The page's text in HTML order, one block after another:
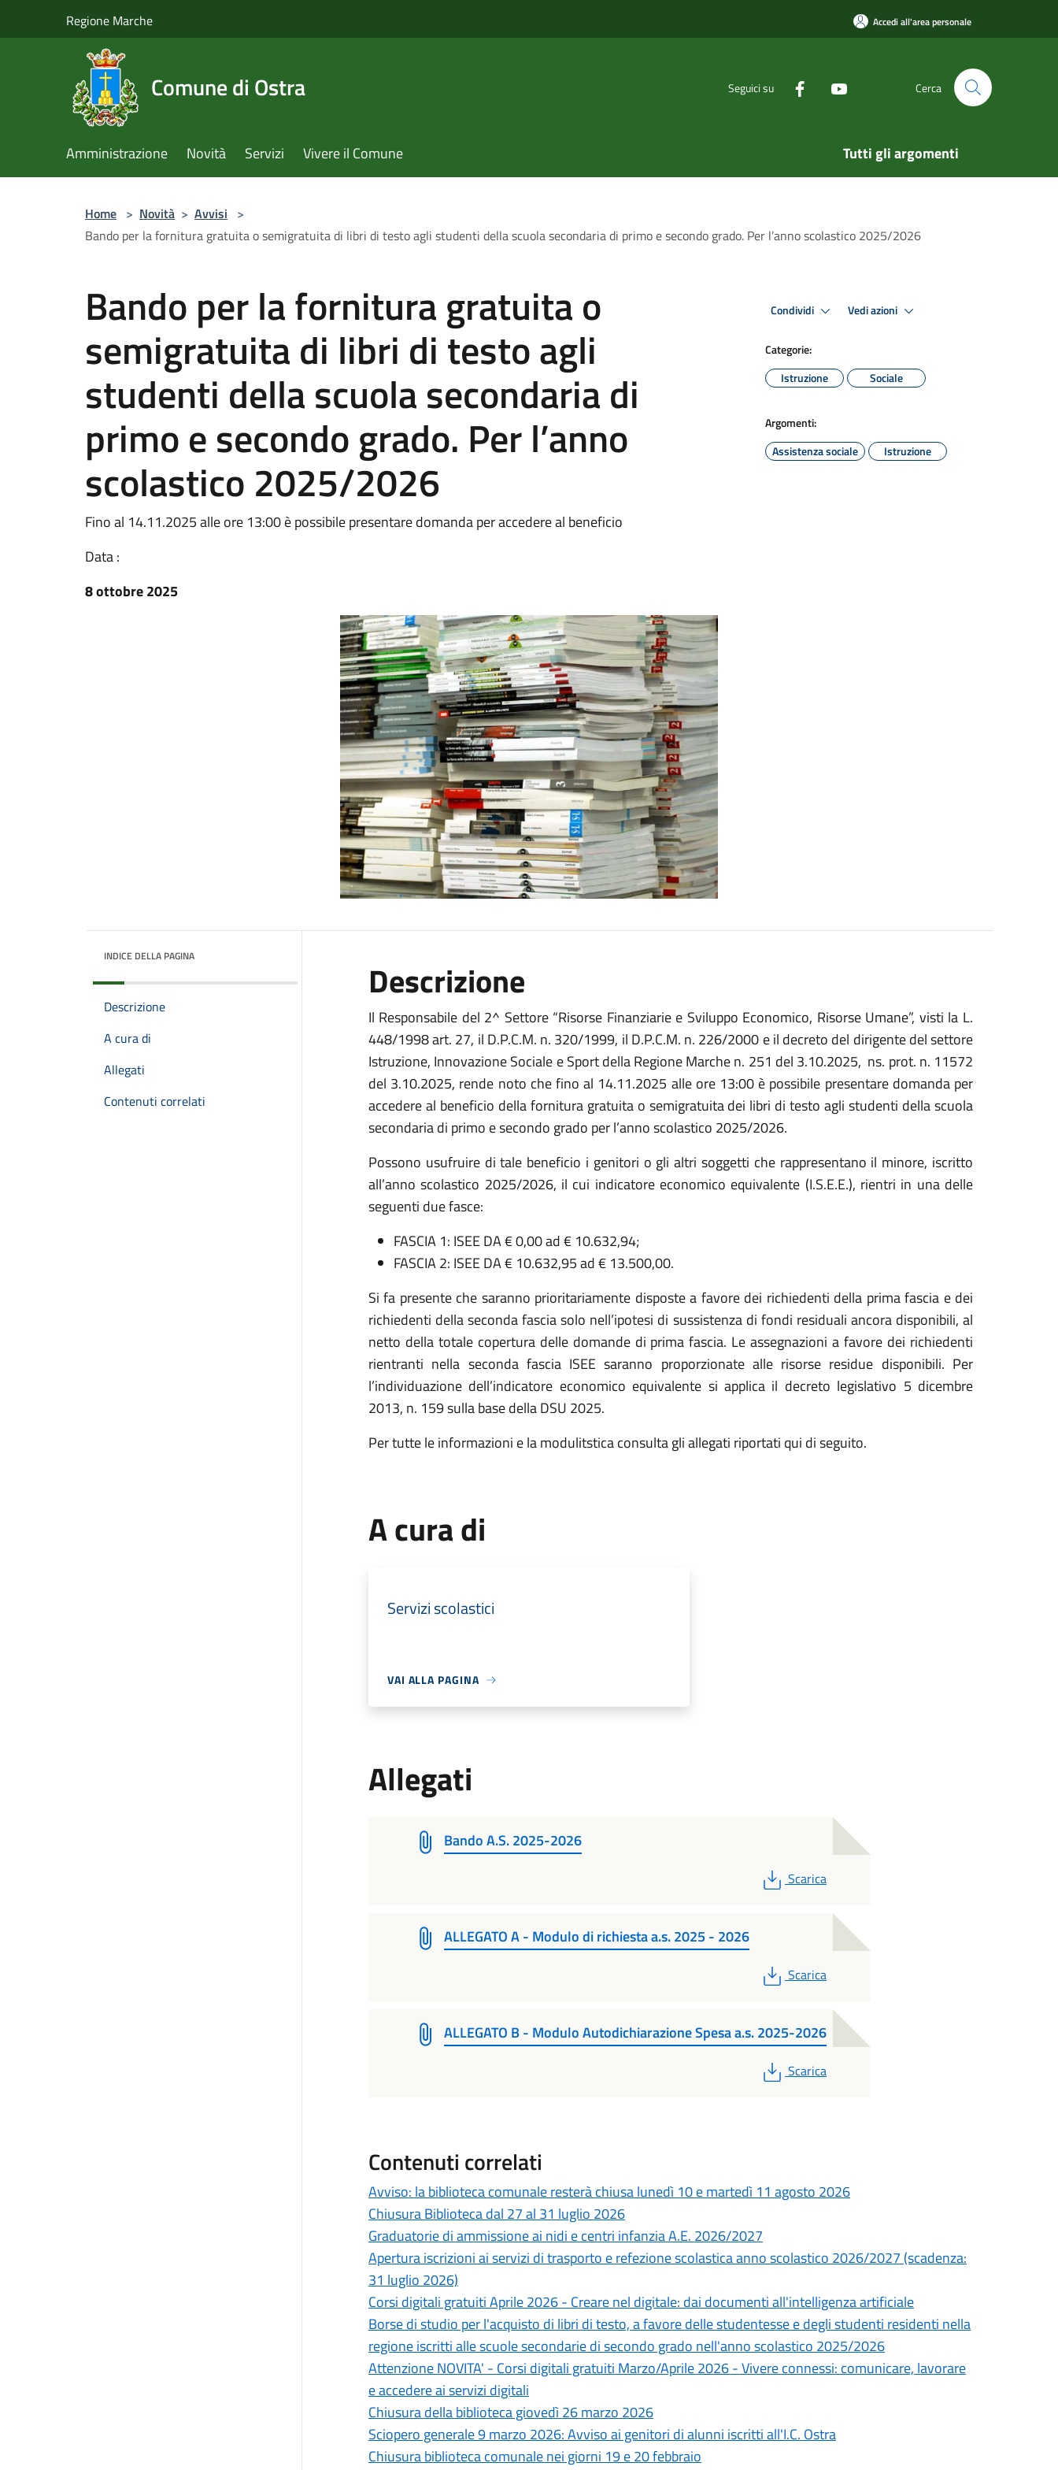
Regione Marche Accedi all'area personale
Comune di Ostra Seguici su Cerca
Amministrazione Novità Servizi Vivere il Comune Tutti gli argomenti
Home > Novità > Avvisi >
Bando per la fornitura gratuita o semigratuita di libri di testo agli studenti della scuola secondaria di primo e secondo grado. Per l’anno scolastico 2025/2026
Bando per la fornitura gratuita o
semigratuita di libri di testo agli
studenti della scuola secondaria di
primo e secondo grado. Per l’anno
scolastico 2025/2026
Fino al 14.11.2025 alle ore 13:00 è possibile presentare domanda per accedere al beneficio
Data :
8 ottobre 2025
Condividi Vedi azioni
Categorie:
Istruzione
Sociale
Argomenti:
Assistenza sociale
Istruzione
INDICE DELLA PAGINA
Descrizione
A cura di
Allegati
Contenuti correlati
Descrizione
Il Responsabile del 2^ Settore “Risorse Finanziarie e Sviluppo Economico, Risorse Umane”, visti la L.
448/1998 art. 27, il D.P.C.M. n. 320/1999, il D.P.C.M. n. 226/2000 e il decreto del dirigente del settore
Istruzione, Innovazione Sociale e Sport della Regione Marche n. 251 del 3.10.2025, ns. prot. n. 11572
del 3.10.2025, rende noto che fino al 14.11.2025 alle ore 13:00 è possibile presentare domanda per
accedere al beneficio della fornitura gratuita o semigratuita dei libri di testo agli studenti della scuola
secondaria di primo e secondo grado per l’anno scolastico 2025/2026.
Possono usufruire di tale beneficio i genitori o gli altri soggetti che rappresentano il minore, iscritto
all’anno scolastico 2025/2026, il cui indicatore economico equivalente (I.S.E.E.), rientri in una delle
seguenti due fasce:
FASCIA 1: ISEE DA € 0,00 ad € 10.632,94;
FASCIA 2: ISEE DA € 10.632,95 ad € 13.500,00.
Si fa presente che saranno prioritariamente disposte a favore dei richiedenti della prima fascia e dei
richiedenti della seconda fascia solo nell’ipotesi di sussistenza di fondi residuali ancora disponibili, al
netto della totale copertura delle domande di prima fascia. Le assegnazioni a favore dei richiedenti
rientranti nella seconda fascia ISEE saranno proporzionate alle risorse residue disponibili. Per
l’individuazione dell’indicatore economico equivalente si applica il decreto legislativo 5 dicembre
2013, n. 159 sulla base della DSU 2025.
Per tutte le informazioni e la modulitstica consulta gli allegati riportati qui di seguito.
A cura di
Servizi scolastici
VAI ALLA PAGINA
Allegati
Bando A.S. 2025-2026
PDF
Scarica
ALLEGATO A - Modulo di richiesta a.s. 2025 - 2026
PDF
Scarica
ALLEGATO B - Modulo Autodichiarazione Spesa a.s. 2025-2026
PDF
Scarica
Contenuti correlati
Avviso: la biblioteca comunale resterà chiusa lunedì 10 e martedì 11 agosto 2026
Chiusura Biblioteca dal 27 al 31 luglio 2026
Graduatorie di ammissione ai nidi e centri infanzia A.E. 2026/2027
Apertura iscrizioni ai servizi di trasporto e refezione scolastica anno scolastico 2026/2027 (scadenza:
31 luglio 2026)
Corsi digitali gratuiti Aprile 2026 - Creare nel digitale: dai documenti all'intelligenza artificiale
Borse di studio per l'acquisto di libri di testo, a favore delle studentesse e degli studenti residenti nella
regione iscritti alle scuole secondarie di secondo grado nell'anno scolastico 2025/2026
Attenzione NOVITA' - Corsi digitali gratuiti Marzo/Aprile 2026 - Vivere connessi: comunicare, lavorare
e accedere ai servizi digitali
Chiusura della biblioteca giovedì 26 marzo 2026
Sciopero generale 9 marzo 2026: Avviso ai genitori di alunni iscritti all'I.C. Ostra
Chiusura biblioteca comunale nei giorni 19 e 20 febbraio